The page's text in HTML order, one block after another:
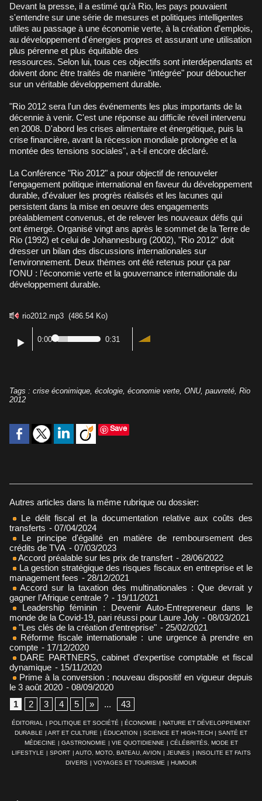
Devant la presse, il a estimé qu'à Rio, les pays pouvaient
s'entendre sur une série de mesures et politiques intelligentes
utiles au passage à une économie verte, à la création d'emplois,
au développement d'énergies propres et assurant une utilisation
plus pérenne et plus équitable des
ressources. Selon lui, tous ces objectifs sont interdépendants et
doivent donc être traités de manière "intégrée" pour déboucher
sur un véritable développement durable.
"Rio 2012 sera l'un des événements les plus importants de la
décennie à venir. C'est une réponse au difficile réveil intervenu
en 2008. D'abord les crises alimentaire et énergétique, puis la
crise financière, avant la récession mondiale prolongée et la
montée des tensions sociales", a-t-il encore déclaré.
La Conférence "Rio 2012" a pour objectif de renouveler
l'engagement politique international en faveur du développement
durable, d'évaluer les progrès réalisés et les lacunes qui
persistent dans la mise en oeuvre des engagements
préalablement convenus, et de relever les nouveaux défis qui
ont émergé. Organisé vingt ans après le sommet de la Terre de
Rio (1992) et celui de Johannesburg (2002), "Rio 2012" doit
dresser un bilan des discussions internationales sur
l'environnement. Deux thèmes ont été retenus pour ça par
l'ONU : l'économie verte et la gouvernance internationale du
développement durable.
rio2012.mp3 (486.54 Ko)
0:00 0:31
Tags : crise éconimique écologie économie verte ONU, pauvreté Rio
2012
Save
Autres articles dans la même rubrique ou dossier:
Le délit fiscal et la documentation relative aux coûts des
transferts - 07/04/2024
Le principe d'égalité en matière de remboursement des
crédits de TVA - 07/03/2023
Accord préalable sur les prix de transfert - 28/06/2022
La gestion stratégique des risques fiscaux en entreprise et le
management fees - 28/12/2021
Accord sur la taxation des multinationales : Que devrait y
gagner l’Afrique centrale ? - 19/11/2021
Leadership féminin : Devenir Auto-Entrepreneur dans le
monde de la Covid-19, pari réussi pour Laure Joly - 08/03/2021
"Les clés de la création d’entreprise" - 25/02/2021
Réforme fiscale internationale : une urgence à prendre en
compte - 17/12/2020
DARE PARTNERS, cabinet d’expertise comptable et fiscal
dynamique - 15/11/2020
Prime à la conversion : nouveau dispositif en vigueur depuis
le 3 août 2020 - 08/09/2020
1
2 3 4 5 » ... 43
ÉDITORIAL | POLITIQUE ET SOCIÉTÉ | ÉCONOMIE | NATURE ET DÉVELOPPEMENT
DURABLE | ART ET CULTURE | ÉDUCATION | SCIENCE ET HIGH-TECH | SANTÉ ET
MÉDECINE | GASTRONOMIE | VIE QUOTIDIENNE | CÉLÉBRITÉS, MODE ET
LIFESTYLE | SPORT | AUTO, MOTO, BATEAU, AVION | JEUNES | INSOLITE ET FAITS
DIVERS | VOYAGES ET TOURISME | HUMOUR